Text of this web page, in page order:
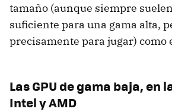
tamaño (aunque siempre
suficiente para una gama alta,
precisamente para jugar) como
Las GPU de gama baja, en
Intel y AMD